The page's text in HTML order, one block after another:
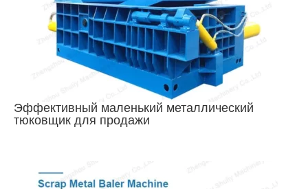
Эффективный маленький металлический
тюковщик для продажи